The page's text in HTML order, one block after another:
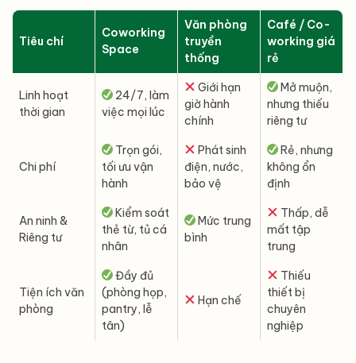
Tiêu chí
Coworking
Space
Văn phòng
truyền
thống
Café / Co-
working giá
rẻ
Linh hoạt
thời gian
24/7, làm
việc mọi lúc
Giới hạn
giờ hành
chính
Mở muộn,
nhưng thiếu
riêng tư
Chi phí
Trọn gói,
tối ưu vận
hành
Phát sinh
điện, nước,
bảo vệ
Rẻ, nhưng
không ổn
định
An ninh &
Riêng tư
Kiểm soát
thẻ từ, tủ cá
nhân
Mức trung
bình
Thấp, dễ
mất tập
trung
Tiện ích văn
phòng
Đầy đủ
(phòng họp,
pantry, lễ
tân)
Hạn chế
Thiếu
thiết bị
chuyên
nghiệp